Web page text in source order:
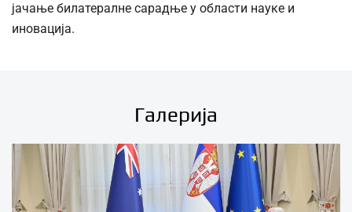
јачање билатералне сарадње у области науке и
иновација.
Галерија